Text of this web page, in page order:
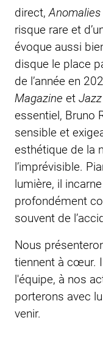
direct,Anomalies
risque rare et
évoque aussi
disque le place
de l’année en
Magazine et
essentiel, Bruno
sensible et
esthétique de la
l’imprévisible.
lumière, il
profondément
souvent de
Nous
tiennent à cœur.
l'équipe, à nos
porterons avec
venir.